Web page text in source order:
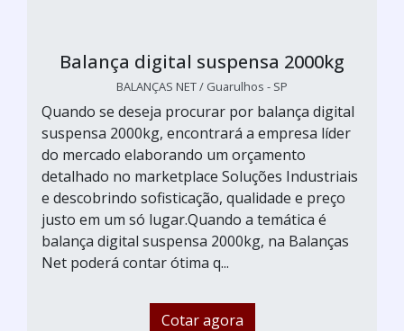
Balança digital suspensa 2000kg
BALANÇAS NET / Guarulhos - SP
Quando se deseja procurar por balança digital
suspensa 2000kg, encontrará a empresa líder
do mercado elaborando um orçamento
detalhado no marketplace Soluções Industriais
e descobrindo sofisticação, qualidade e preço
justo em um só lugar.Quando a temática é
balança digital suspensa 2000kg, na Balanças
Net poderá contar ótima q...
Cotar agora